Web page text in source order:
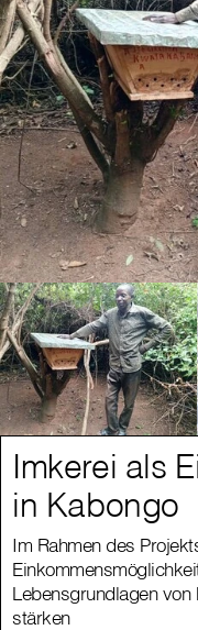
Imkerei als
in Kabongo
Im Rahmen des
Lebensgrundlagen von
stärken